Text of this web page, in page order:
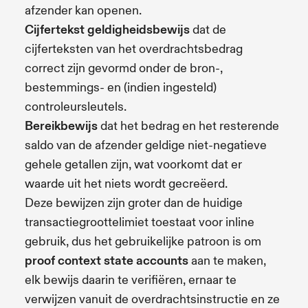
afzender kan openen.
Cijfertekst geldigheidsbewijsdat de
cijferteksten van het overdrachtsbedrag
correct zijn gevormd onder de bron-,
bestemmings- en (indien ingesteld)
controleursleutels.
Bereikbewijsdat het bedrag en het resterende
saldo van de afzender geldige niet-negatieve
gehele getallen zijn, wat voorkomt dat er
waarde uit het niets wordt gecreëerd.
Deze bewijzen zijn groter dan de huidige
transactiegroottelimiet toestaat voor inline
gebruik, dus het gebruikelijke patroon is om
proof context state accountsaan te maken,
elk bewijs daarin te verifiëren, ernaar te
verwijzen vanuit de overdrachtsinstructie en ze